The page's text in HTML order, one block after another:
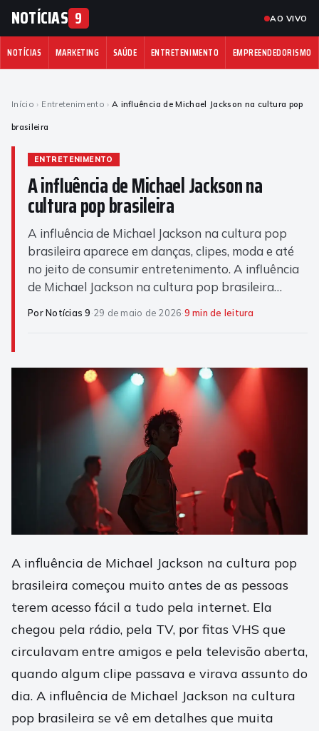
NOTÍCIAS 9 AO VIVO
NOTÍCIAS MARKETING SAÚDE ENTRETENIMENTO EMPREENDEDORISMO
Início › Entretenimento › A influência de Michael Jackson na cultura pop
brasileira
ENTRETENIMENTO
A influência de Michael Jackson na
cultura pop brasileira
A influência de Michael Jackson na cultura pop
brasileira aparece em danças, clipes, moda e até
no jeito de consumir entretenimento. A influência
de Michael Jackson na cultura pop brasileira…
Por Notícias 9·29 de maio de 2026·9 min de leitura
A influência de Michael Jackson na cultura pop
brasileira começou muito antes de as pessoas
terem acesso fácil a tudo pela internet. Ela
chegou pela rádio, pela TV, por fitas VHS que
circulavam entre amigos e pela televisão aberta,
quando algum clipe passava e virava assunto do
dia. A influência de Michael Jackson na cultura
pop brasileira se vê em detalhes que muita